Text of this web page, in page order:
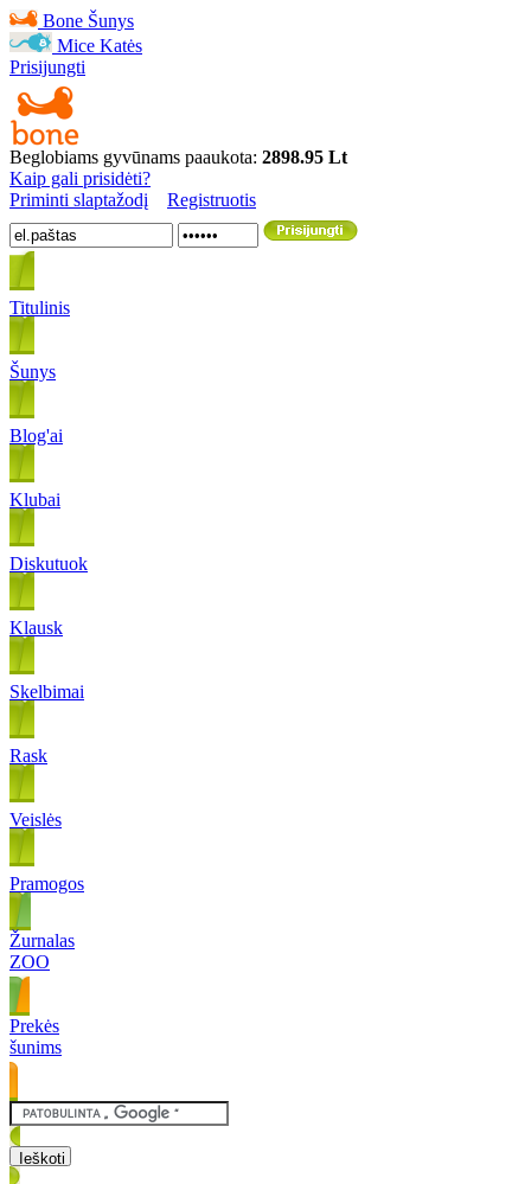
Bone Šunys
Mice Katės
Prisijungti
Beglobiams gyvūnams paaukota: 2898.95 Lt
Kaip gali prisidėti?
Priminti slaptažodį
Registruotis
Titulinis
Šunys
Blog'ai
Klubai
Diskutuok
Klausk
Skelbimai
Rask
Veislės
Pramogos
Žurnalas
ZOO
Prekės
šunims